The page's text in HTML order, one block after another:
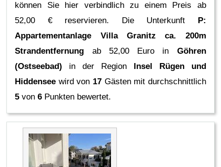
können Sie hier verbindlich zu einem Preis ab
52,00 € reservieren. Die Unterkunft P:
Appartementanlage Villa Granitz ca. 200m
Strandentfernung ab 52,00 Euro in Göhren
(Ostseebad) in der Region Insel Rügen und
Hiddensee wird von 17 Gästen mit durchschnittlich
5 von6 Punkten bewertet.